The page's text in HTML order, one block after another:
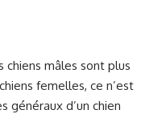
chiens mâles sont plus
femelles, ce n’est
généraux d’un chien